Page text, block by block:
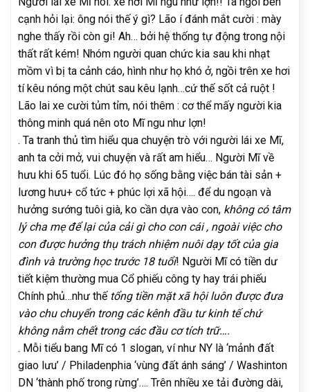
cạnh hỏi lại: ông nói thế ý gì? Lão í đánh mắt cười : mày
nghe thấy rồi còn gi! Ah… bởi hệ thống tự động trong nội
thất rất kém! Nhóm người quan chức kia sau khi nhạt
mồm vì bị ta cảnh cáo, hình như họ khó ở, ngồi trên xe hơi
tí kêu nóng một chút sau kêu lạnh…cứ thế sốt cả ruột !
Lão lai xe cười tủm tỉm, nói thêm : cơ thể mấy người kia
thông minh quá nên oto Mĩ ngu như lợn!
. Ta tranh thủ tìm hiểu qua chuyện trò với người lái xe Mĩ,
anh ta cởi mở, vui chuyện và rất am hiểu… Người Mĩ về
hưu khi 65 tuổi. Lúc đó họ sống bằng việc bán tài sản +
lương hưu+ cổ tức + phúc lợi xã hội…. để du ngoạn và
hưởng sướng tuôi già, ko cần dựa vào con, không có tâm
lý cha mẹ để lại của cải gì cho con cái , ngoài việc cho
con được hưởng thụ trách nhiệm nuôi dạy tốt của gia
đình và trường học trước 18 tuổi! Người Mĩ có tiền dư
tiết kiệm thường mua Cổ phiếu công ty hay trái phiếu
Chính phủ…như thế tổng tiền mặt xã hội luôn được đưa
vào chu chuyển trong các kênh đầu tư kinh tế chứ
không nằm chết trong các đầu cơ tích trữ….
. Mỗi tiểu bang Mĩ có 1 slogan, ví như NY là ‘mảnh đất
giao lưu’ / Philadenphia ‘vùng đất ánh sáng’ / Washinton
DN ‘thành phố trong rừng’…. Trên nhiều xe tải đường dài,